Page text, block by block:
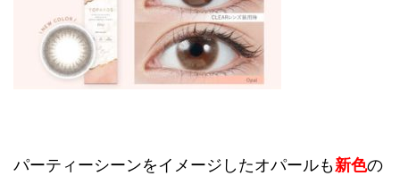
パーティーシーンをイメージしたオパールも新色の